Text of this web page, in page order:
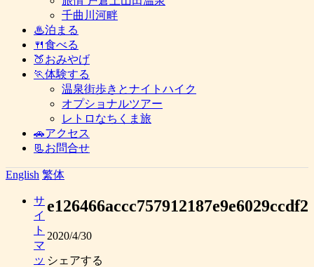
千曲川河畔
♨泊まる
🍴食べる
🍑おみやげ
🏃体験する
温泉街歩きとナイトハイク
オプショナルツアー
レトロなちくま旅
🚗アクセス
📃お問合せ
English 繁体
e126466accc757912187e9e6029ccdf2
2020/4/30
シェアする
サ
イ
ト
マ
ッ